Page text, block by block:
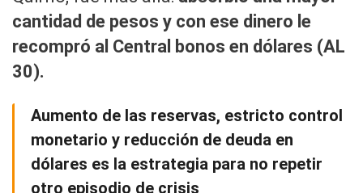
cantidad de pesos y con ese dinero le
recompró al Central bonos en dólares (AL
30).
Aumento de las reservas, estricto control
monetario y reducción de deuda en
dólares es la estrategia para no repetir
otro episodio de crisis